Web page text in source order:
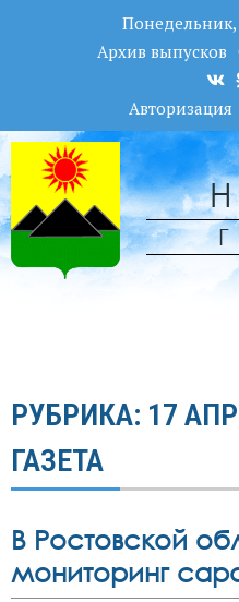
Понедельник,
Архив выпусков
Авторизация
РУБРИКА: 17
ГАЗЕТА
В Ростовской
мониторинг